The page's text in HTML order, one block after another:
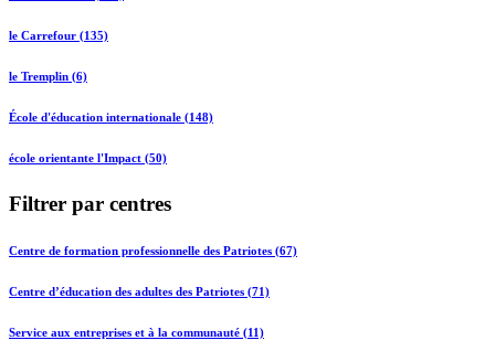
le Carrefour (135)
le Tremplin (6)
École d'éducation internationale (148)
école orientante l'Impact (50)
Filtrer par centres
Centre de formation professionnelle des Patriotes (67)
Centre d’éducation des adultes des Patriotes (71)
Service aux entreprises et à la communauté (11)